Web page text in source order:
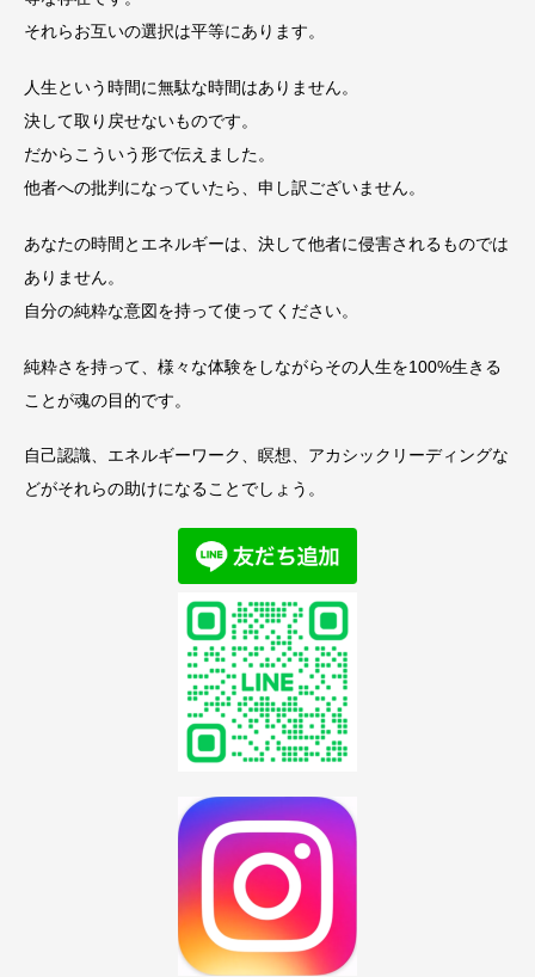
それらお互いの選択は平等にあります。
人生という時間に無駄な時間はありません。
決して取り戻せないものです。
だからこういう形で伝えました。
他者への批判になっていたら、申し訳ございません。
あなたの時間とエネルギーは、決して他者に侵害されるものでは
ありません。
自分の純粋な意図を持って使ってください。
純粋さを持って、様々な体験をしながらその人生を100%生きる
ことが魂の目的です。
自己認識、エネルギーワーク、瞑想、アカシックリーディングな
どがそれらの助けになることでしょう。